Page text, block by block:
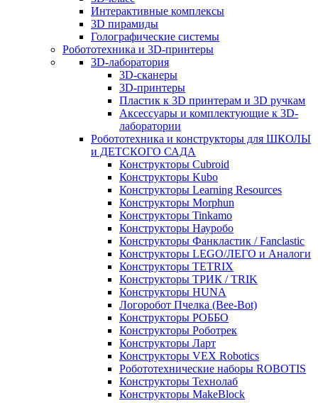
Интерактивные комплексы
3D пирамиды
Голографические системы
Робототехника и 3D-принтеры
3D-лаборатория
3D-сканеры
3D-принтеры
Пластик к 3D принтерам и 3D ручкам
Аксессуары и комплектующие к 3D-
лаборатории
Робототехника и конструкторы для ШКОЛЫ
и ДЕТСКОГО САДА
Конструкторы Cubroid
Конструкторы Kubo
Конструкторы Learning Resources
Конструкторы Morphun
Конструкторы Tinkamo
Конструкторы Науробо
Конструкторы Фанкластик / Fanclastic
Конструкторы LEGO/ЛЕГО и Аналоги
Конструкторы TETRIX
Конструкторы ТРИК / TRIK
Конструкторы HUNA
Логоробот Пчелка (Bee-Bot)
Конструкторы РОББО
Конструкторы Роботрек
Конструкторы Ларт
Конструкторы VEX Robotics
Робототехнические наборы ROBOTIS
Конструкторы Технолаб
Конструкторы MakeBlock